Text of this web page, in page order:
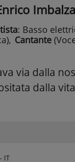
: Basso
, Cantante
via dalla
dalla
IT